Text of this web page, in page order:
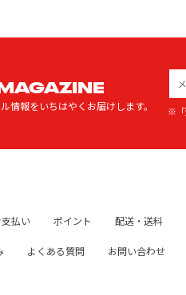
情報をいちはやくお届けします。 ※「
払い ポイント 配送・送料
よくある質問 お問い合わせ